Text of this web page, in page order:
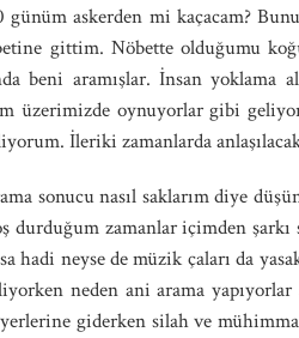
askerden mi kaçacam?
gittim. Nöbette olduğumu
beni aramışlar. İnsan
üzerimizde oynuyorlar gibi
İleriki zamanlarda
sonucu nasıl saklarım diye
durduğum zamanlar içimden
neyse de müzik çaları da
neden ani arama
giderken silah ve